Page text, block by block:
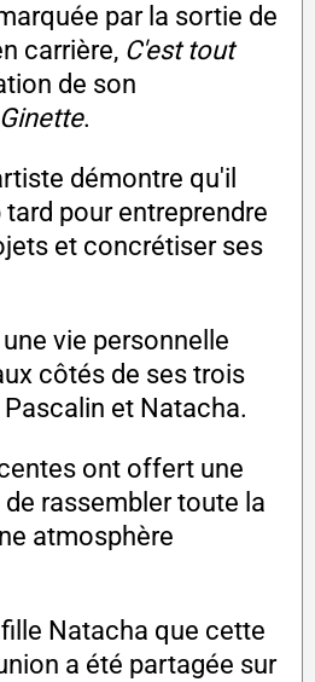
par la sortie de
carrière, C'est tout
de son
Ginette.
démontre qu'il
pour entreprendre
et concrétiser ses
vie personnelle
côtés de ses trois
et Natacha.
ont offert une
rassembler toute la
atmosphère
Natacha que cette
a été partagée sur